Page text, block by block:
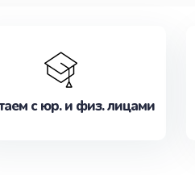
с юр. и физ. лицами